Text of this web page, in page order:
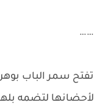
……
تفتح سمر الباب
لأحضانها لتضمه